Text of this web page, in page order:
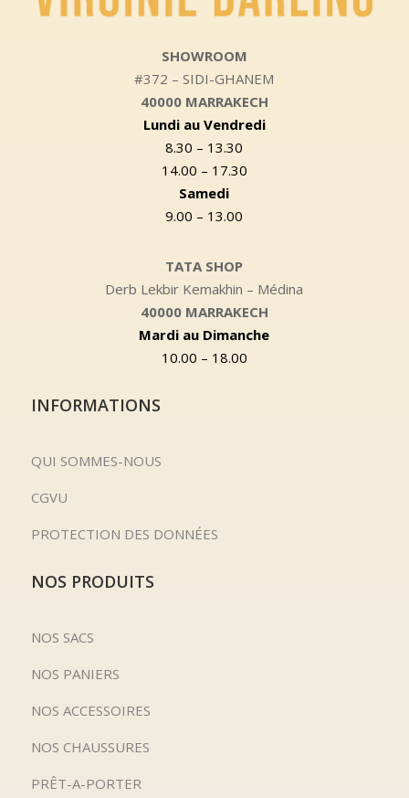
SHOWROOM
#372 – SIDI-GHANEM
40000 MARRAKECH
Lundi au Vendredi
8.30 – 13.30
14.00 – 17.30
Samedi
9.00 – 13.00
TATA SHOP
Derb Lekbir Kemakhin – Médina
40000 MARRAKECH
Mardi au Dimanche
10.00 – 18.00
INFORMATIONS
QUI SOMMES-NOUS
CGVU
PROTECTION DES DONNÉES
NOS PRODUITS
NOS SACS
NOS PANIERS
NOS ACCESSOIRES
NOS CHAUSSURES
PRÊT-A-PORTER